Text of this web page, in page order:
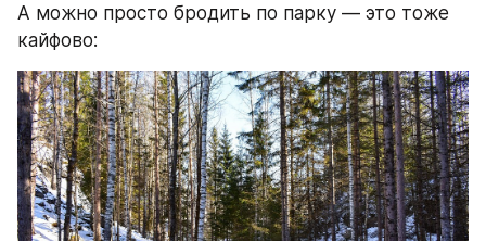
А можно просто бродить по парку — это тоже
кайфово: